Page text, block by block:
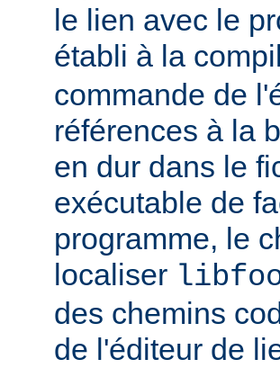
le lien avec le
établi à la
commande de
références à la
en dur dans le
exécutable de
programme, le
localiser
des chemins
de l'éditeur de